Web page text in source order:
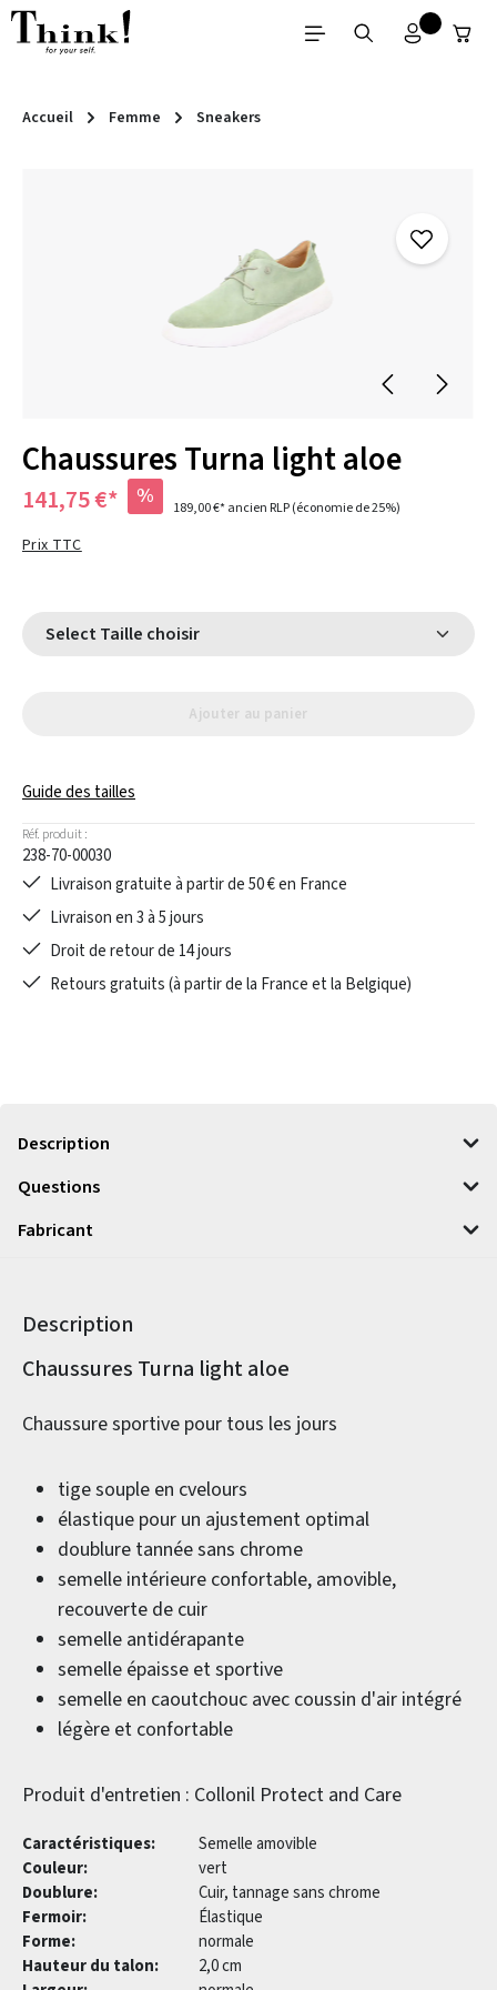
Passer au contenu principal
Accueil Femme Sneakers
Chaussures Turna light aloe
141,75 €* % 189,00 €*ancien RLP(économie de 25%)
Prix TTC
Select Taille choisir
Ajouter au panier
Guide des tailles
Réf. produit :
238-70-00030
Livraison gratuite à partir de 50 € en France
Livraison en 3 à 5 jours
Droit de retour de 14 jours
Retours gratuits (à partir de la France et la Belgique)
Description
Questions
Fabricant
Description
Informations sur le produit
Chaussures Turna light aloe
Chaussure sportive pour tous les jours
tige souple en cvelours
élastique pour un ajustement optimal
doublure tannée sans chrome
semelle intérieure confortable, amovible,
recouverte de cuir
semelle antidérapante
semelle épaisse et sportive
semelle en caoutchouc avec coussin d'air intégré
légère et confortable
Produit d'entretien : Collonil Protect and Care
Caractéristiques:
Semelle amovible
Couleur:
vert
Doublure:
Cuir, tannage sans chrome
Fermoir:
Élastique
Forme:
normale
Hauteur du talon:
2,0 cm